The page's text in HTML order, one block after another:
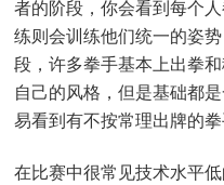
者的阶段，你会看到每个
练则会训练他们统一的姿
段，许多拳手基本上出拳
自己的风格，但是基础都
易看到有不按常理出牌的
在比赛中很常见技术水平